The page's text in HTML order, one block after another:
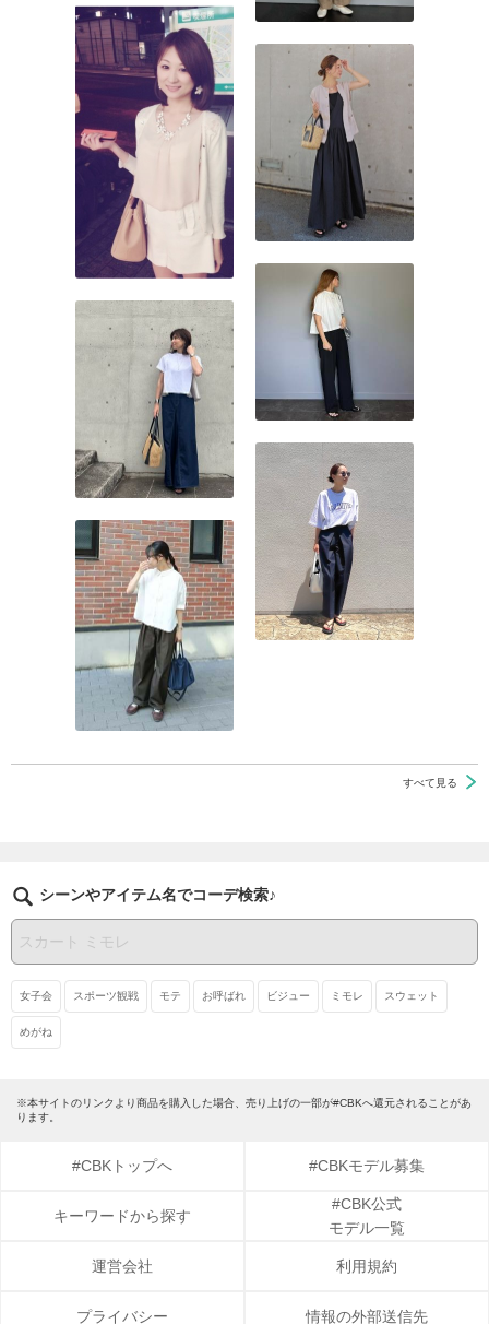
すべて見る
シーンやアイテム名でコーデ検索♪
女子会 スポーツ観戦 モテ お呼ばれ ビジュー ミモレ スウェット
めがね
※本サイトのリンクより商品を購入した場合、売り上げの一部が#CBKへ還元されることがあ
ります。
#CBKトップへ #CBKモデル募集
キーワードから探す
#CBK公式
モデル一覧
運営会社 利用規約
プライバシー 情報の外部送信先